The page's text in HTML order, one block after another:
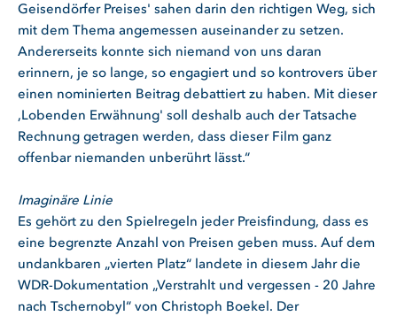
Geisendörfer Preises' sahen darin den richtigen Weg, sich
mit dem Thema angemessen auseinander zu setzen.
Andererseits konnte sich niemand von uns daran
erinnern, je so lange, so engagiert und so kontrovers über
einen nominierten Beitrag debattiert zu haben. Mit dieser
,Lobenden Erwähnung' soll deshalb auch der Tatsache
Rechnung getragen werden, dass dieser Film ganz
offenbar niemanden unberührt lässt.“
Imaginäre Linie
Es gehört zu den Spielregeln jeder Preisfindung, dass es
eine begrenzte Anzahl von Preisen geben muss. Auf dem
undankbaren „vierten Platz“ landete in diesem Jahr die
WDR-Dokumentation „Verstrahlt und vergessen - 20 Jahre
nach Tschernobyl“ von Christoph Boekel. Der